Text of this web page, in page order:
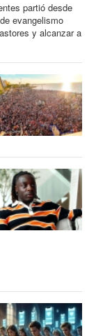
partió desde
evangelismo
y alcanzar a